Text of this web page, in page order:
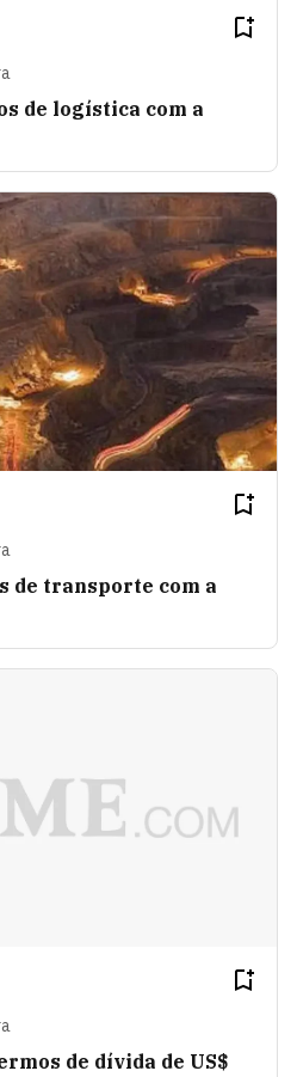
de logística com a
de transporte com a
de dívida de US$